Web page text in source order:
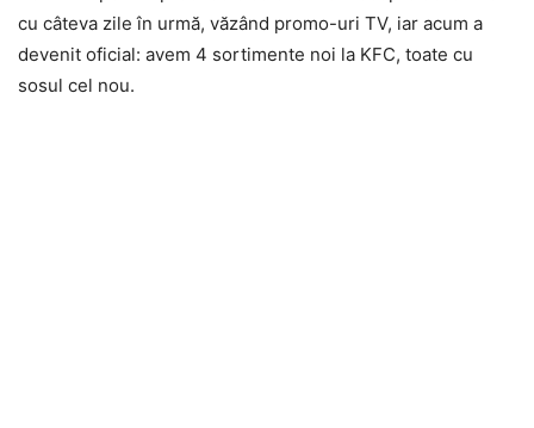
cu câteva zile în urmă, văzând promo-uri TV, iar acum a
devenit oficial: avem 4 sortimente noi la KFC, toate cu
sosul cel nou.